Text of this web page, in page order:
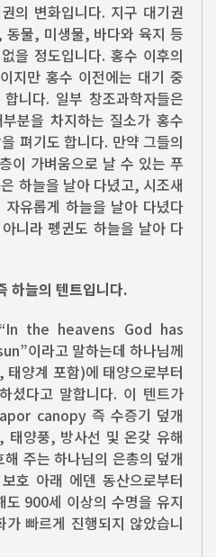
의 변화입니다. 지구 대기권
물, 미생물, 바다와 육지 등
을 정도입니다. 홍수 이후의
지만 홍수 이전에는 대기 중
니다. 일부 창조과학자들은
분을 차지하는 질소가 홍수
펴기도 합니다. 만약 그들의
이 가벼움으로 날 수 있는 푸
하늘을 날아 다녔고, 시조새
유롭게 하늘을 날아 다녔다
니라 펭귄도 하늘을 날아 다
하늘의 텐트입니다.
the heavens God has
이라고 말하는데 하나님께
양계 포함)에 태양으로부터
셨다고 말합니다. 이 텐트가
canopy 즉 수증기 덮개
태양풍, 방사선 및 온갖 유해
주는 하나님의 은총의 덮개
호 아래 에덴 동산으로부터
900세 이상의 수명을 유지
빠르게 진행되지 않았습니